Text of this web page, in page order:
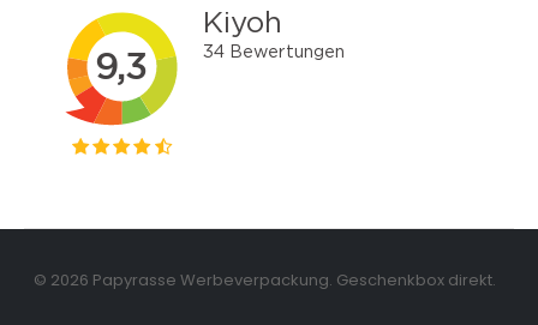
© 2026 Papyrasse Werbeverpackung. Geschenkbox direkt.